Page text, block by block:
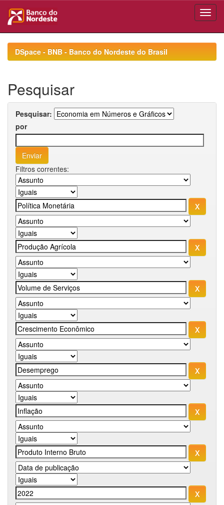
navigationDSpace - BNB - Banco do Nordeste do Brasil
Pesquisar
Pesquisar:
por
Filtros correntes: